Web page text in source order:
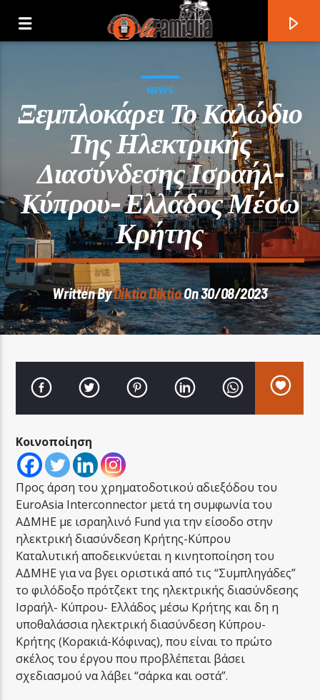
Current Track
Title
Artist
LA FAMIGLIA RADIO
LA FAMIGLIA ΝΗΣΙΩΤΙΚΑ
NEWS
Ξεμπλοκάρει Το Καλώδιο
Της Ηλεκτρικής
Διασύνδεσης Ισραήλ-
Κύπρου- Ελλάδος Μέσω
Κρήτης
Written ByDiktio DiktioOn 30/08/2023
Κοινοποίηση
Προς άρση του χρηματοδοτικού αδιεξόδου του
EuroAsia Interconnector μετά τη συμφωνία του
ΑΔΜΗΕ με ισραηλινό Fund για την είσοδο στην
ηλεκτρική διασύνδεση Κρήτης-Κύπρου
Καταλυτική αποδεικνύεται η κινητοποίηση του
ΑΔΜΗΕ για να βγει οριστικά από τις “Συμπληγάδες”
το φιλόδοξο πρότζεκτ της ηλεκτρικής διασύνδεσης
Ισραήλ- Κύπρου- Ελλάδος μέσω Κρήτης και δη η
υποθαλάσσια ηλεκτρική διασύνδεση Κύπρου-
Κρήτης (Κορακιά-Κόφινας), που είναι το πρώτο
σκέλος του έργου που προβλέπεται βάσει
σχεδιασμού να λάβει “σάρκα και οστά”.